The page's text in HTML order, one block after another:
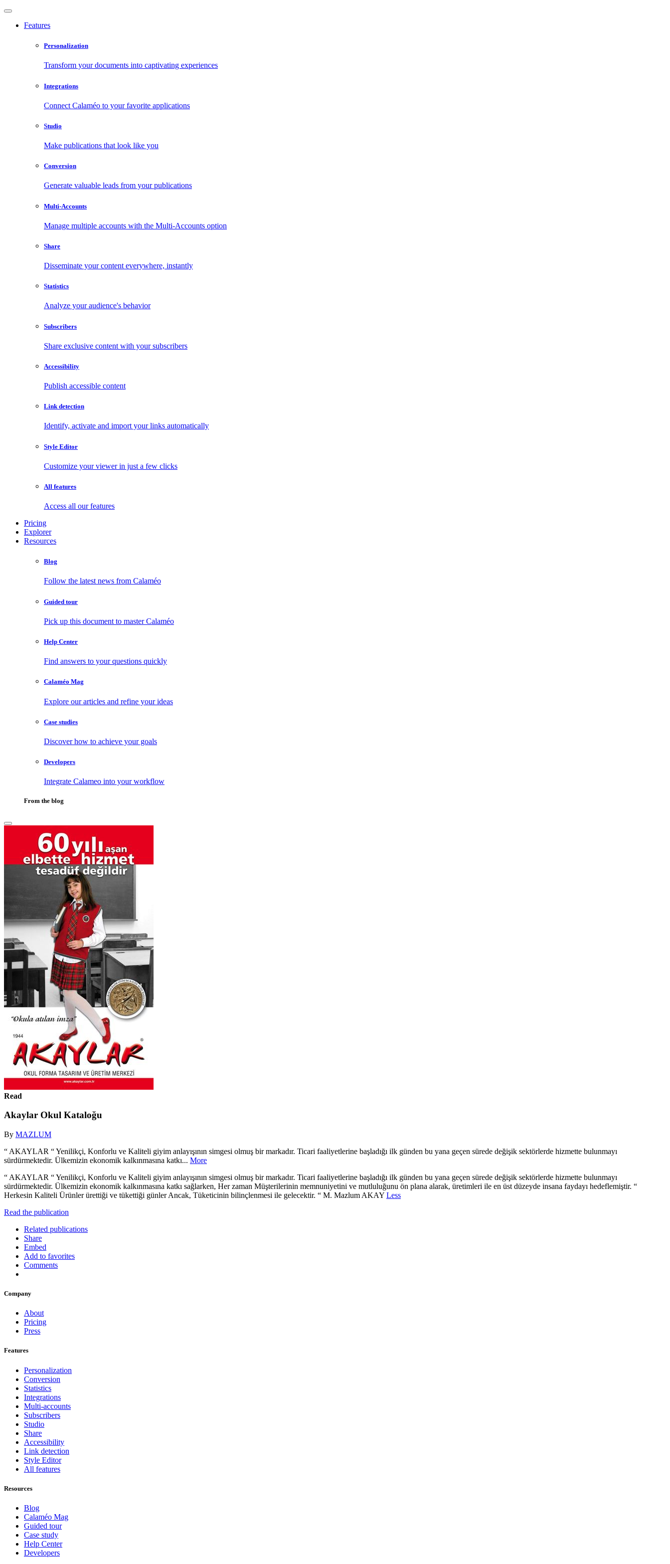
Features
Personalization
Transform your documents into captivating experiences
Integrations
Connect Calaméo to your favorite applications
Studio
Make publications that look like you
Conversion
Generate valuable leads from your publications
Multi-Accounts
Manage multiple accounts with the Multi-Accounts option
Share
Disseminate your content everywhere, instantly
Statistics
Analyze your audience's behavior
Subscribers
Share exclusive content with your subscribers
Accessibility
Publish accessible content
Link detection
Identify, activate and import your links automatically
Style Editor
Customize your viewer in just a few clicks
All features
Access all our features
Pricing
Explorer
Resources
Blog
Follow the latest news from Calaméo
Guided tour
Pick up this document to master Calaméo
Help Center
Find answers to your questions quickly
Calaméo Mag
Explore our articles and refine your ideas
Case studies
Discover how to achieve your goals
Developers
Integrate Calameo into your workflow
From the blog
Read
Akaylar Okul Kataloğu
By MAZLUM
“ AKAYLAR “ Yenilikçi, Konforlu ve Kaliteli giyim anlayışının simgesi olmuş bir markadır. Ticari faaliyetlerine başladığı ilk günden bu yana geçen sürede değişik sektörlerde hizmette bulunmayı
sürdürmektedir. Ülkemizin ekonomik kalkınmasına katkı... More
“ AKAYLAR “ Yenilikçi, Konforlu ve Kaliteli giyim anlayışının simgesi olmuş bir markadır. Ticari faaliyetlerine başladığı ilk günden bu yana geçen sürede değişik sektörlerde hizmette bulunmayı
sürdürmektedir. Ülkemizin ekonomik kalkınmasına katkı sağlarken, Her zaman Müşterilerinin memnuniyetini ve mutluluğunu ön plana alarak, üretimleri ile en üst düzeyde insana faydayı hedeflemiştir. “
Herkesin Kaliteli Ürünler ürettiği ve tükettiği günler Ancak, Tüketicinin bilinçlenmesi ile gelecektir. “ M. Mazlum AKAY Less
Read the publication
Related publications
Share
Embed
Add to favorites
Comments
Company
About
Pricing
Press
Features
Personalization
Conversion
Statistics
Integrations
Multi-accounts
Subscribers
Studio
Share
Accessibility
Link detection
Style Editor
All features
Resources
Blog
Calaméo Mag
Guided tour
Case study
Help Center
Developers